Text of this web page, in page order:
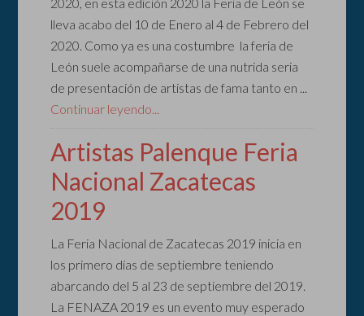
lleva acabo del 10 de Enero al 4 de Febrero del
2020. Como ya es una costumbre la feria de
León suele acompañarse de una nutrida seria
de presentación de artistas de fama tanto en ...
Continuar leyendo...
Artistas Palenque Feria
Nacional Zacatecas
2019
La Feria Nacional de Zacatecas 2019 inicia en
los primero días de septiembre teniendo
abarcando del 5 al 23 de septiembre del 2019.
La FENAZA 2019 es un evento muy esperado